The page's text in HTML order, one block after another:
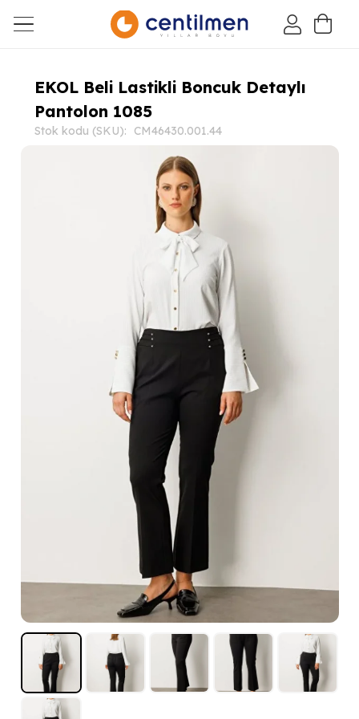
EKOL Beli Lastikli Boncuk Detaylı
Pantolon 1085
Stok kodu (SKU): CM46430.001.44